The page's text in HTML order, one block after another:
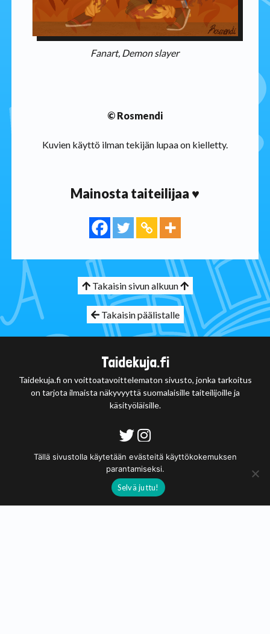
Fanart, Demon slayer
© Rosmendi
Kuvien käyttö ilman tekijän lupaa on kielletty.
Mainosta taiteilijaa ♥
Takaisin sivun alkuun
Takaisin päälistalle
Taidekuja.fi
Taidekuja.fi on voittoatavoittelematon sivusto, jonka tarkoitus
on tarjota ilmaista näkyvyyttä suomalaisille taiteilijoille ja
käsityöläisille.
Tietosuojaseloste
© 2020 - 2026
Tällä sivustolla käytetään evästeitä käyttökokemuksen
parantamiseksi.
Selvä juttu!